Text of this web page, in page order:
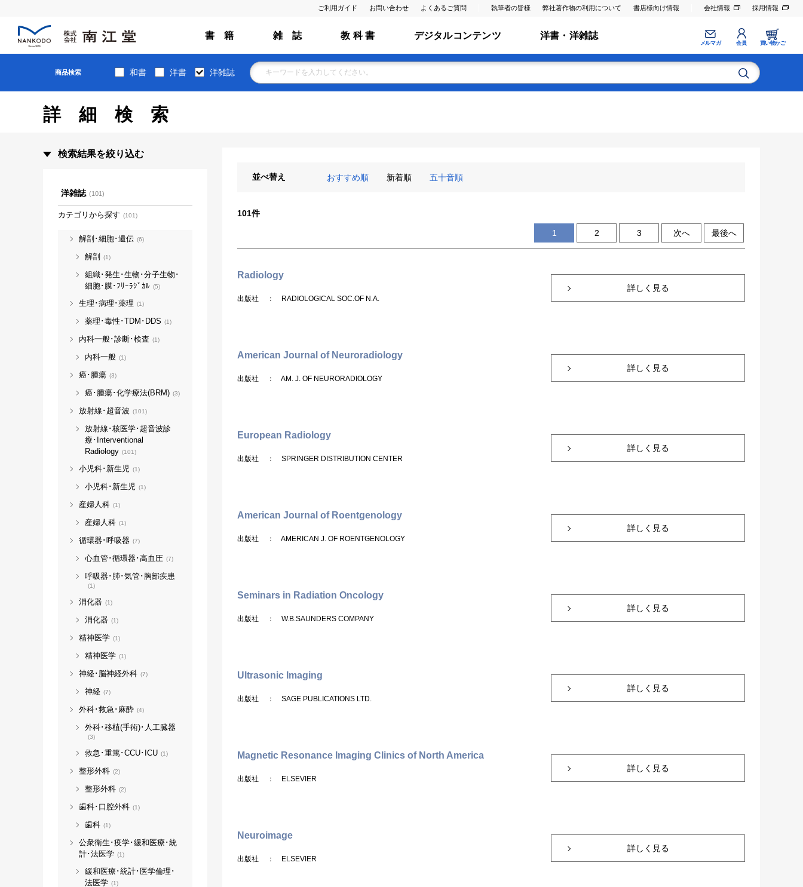
ご利用ガイド お問い合わせ よくあるご質問 執筆者の皆様 弊社著作物の利用について 書店様向け情報 会社情報 採用情報
書 籍 雑 誌 教 科 書 デジタルコンテンツ 洋書・洋雑誌
メルマガ 会員 買い物かご
商品検索 和書 洋書 洋雑誌
詳細検索
並べ替え おすすめ順 新着順 五十音順
101件
1 2 3 次へ 最後へ
Radiology
出版社 ： RADIOLOGICAL SOC.OF N.A.
詳しく見る
American Journal of Neuroradiology
出版社 ： AM. J. OF NEURORADIOLOGY
詳しく見る
European Radiology
出版社 ： SPRINGER DISTRIBUTION CENTER
詳しく見る
American Journal of Roentgenology
出版社 ： AMERICAN J. OF ROENTGENOLOGY
詳しく見る
Seminars in Radiation Oncology
出版社 ： W.B.SAUNDERS COMPANY
詳しく見る
Ultrasonic Imaging
出版社 ： SAGE PUBLICATIONS LTD.
詳しく見る
Magnetic Resonance Imaging Clinics of North America
出版社 ： ELSEVIER
詳しく見る
Neuroimage
出版社 ： ELSEVIER
詳しく見る
検索結果を絞り込む
洋雑誌 (101)
カテゴリから探す (101)
解剖･細胞･遺伝 (6)
解剖 (1)
組織･発生･生物･分子生物･
細胞･膜･ﾌﾘｰﾗｼﾞｶﾙ (5)
生理･病理･薬理 (1)
薬理･毒性･TDM･DDS (1)
内科一般･診断･検査 (1)
内科一般 (1)
癌･腫瘍 (3)
癌･腫瘍･化学療法(BRM) (3)
放射線･超音波 (101)
放射線･核医学･超音波診
療･Interventional
Radiology (101)
小児科･新生児 (1)
小児科･新生児 (1)
産婦人科 (1)
産婦人科 (1)
循環器･呼吸器 (7)
心血管･循環器･高血圧 (7)
呼吸器･肺･気管･胸部疾患
(1)
消化器 (1)
消化器 (1)
精神医学 (1)
精神医学 (1)
神経･脳神経外科 (7)
神経 (7)
外科･救急･麻酔 (4)
外科･移植(手術)･人工臓器
(3)
救急･重篤･CCU･ICU (1)
整形外科 (2)
整形外科 (2)
歯科･口腔外科 (1)
歯科 (1)
公衆衛生･疫学･緩和医療･統
計･法医学 (1)
緩和医療･統計･医学倫理･
法医学 (1)